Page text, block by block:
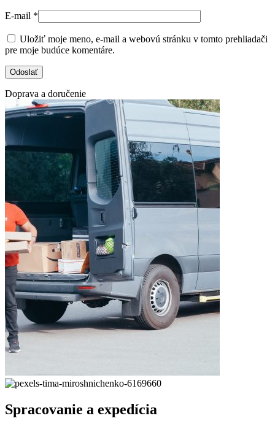
E-mail *
Uložiť moje meno, e-mail a webovú stránku v tomto prehliadači
pre moje budúce komentáre.
Doprava a doručenie
Spracovanie a expedícia